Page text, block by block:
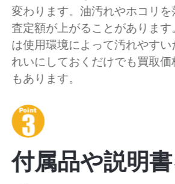
変わります。油汚れやホコリ
査定額が上がることがありま
は使用環境によって汚れやすい
れいにしておくだけでも買取
もあります。
付属品や説明書